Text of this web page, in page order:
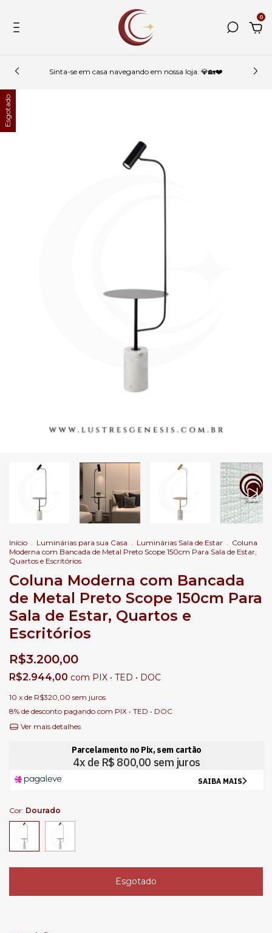
0
Sinta-se em casa navegando em nossa loja. 💎🏡❤️
Esgotado
Início . Luminárias para sua Casa . Luminárias Sala de Estar . Coluna
Moderna com Bancada de Metal Preto Scope 150cm Para Sala de Estar,
Quartos e Escritórios
Coluna Moderna com Bancada
de Metal Preto Scope 150cm Para
Sala de Estar, Quartos e
Escritórios
R$3.200,00
R$2.944,00 com PIX • TED • DOC
10 x de R$320,00 sem juros
8% de desconto pagando com PIX • TED • DOC
Ver mais detalhes
Cor: Dourado